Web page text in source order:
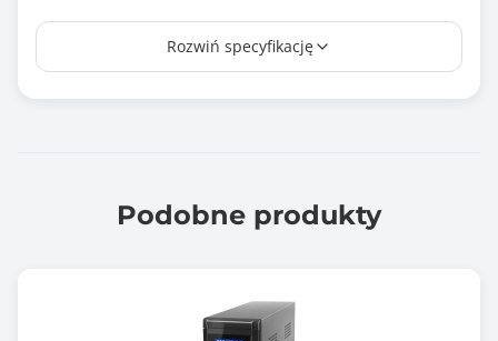
Czas ładowania [h]
Czas przełączania
Układ automatycznej regulacji napięcia (AVR)
Rozwiń specyfikację
Podobne produkty